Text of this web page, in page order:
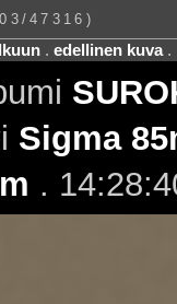
47316)
. edellinen kuva.
Sigma
.